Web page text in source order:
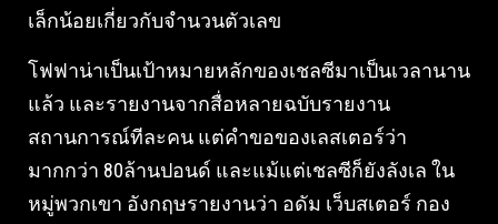
เล็กน้อยเกี่ยวกับจำนวนตัวเลข
โฟฟาน่าเป็นเป้าหมายหลักของเชลซีมาเป็นเวลานาน
แล้ว และรายงานจากสื่อหลายฉบับรายงาน
สถานการณ์ทีละคน แต่คำขอของเลสเตอร์ว่า
มากกว่า 80ล้านปอนด์ และแม้แต่เชลซีก็ยังลังเล ใน
หมู่พวกเขา อังกฤษรายงานว่า อดัม เว็บสเตอร์ กอง